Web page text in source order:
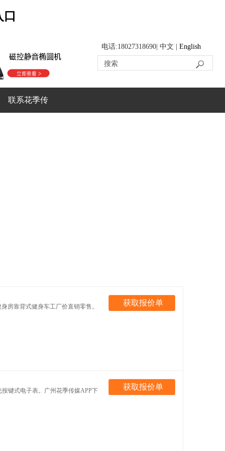
电话:18027318690| 中文 | English
联系花季传
获取报价单
房靠背式健身车工厂价直销零售。
获取报价单
按键式电子表。广州花季传媒APP下